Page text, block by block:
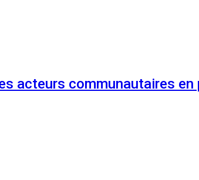
acteurs communautaires